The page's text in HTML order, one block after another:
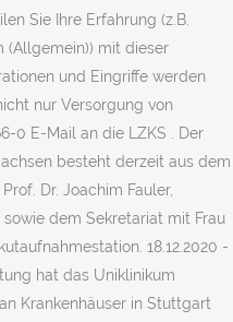
Sie Ihre Erfahrung (z.B.
(Allgemein)) mit dieser
und Eingriffe werden
nur Versorgung von
0 E-Mail an die LZKS . Der
besteht derzeit aus dem
Dr. Joachim Fauler,
dem Sekretariat mit Frau
18.12.2020 -
hat das Uniklinikum
Krankenhäuser in Stuttgart